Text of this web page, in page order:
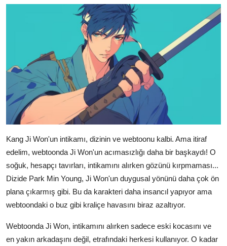
Kang Ji Won'un intikamı, dizinin ve webtoonu kalbi. Ama itiraf
edelim, webtoonda Ji Won'un acımasızlığı daha bir başkaydı! O
soğuk, hesapçı tavırları, intikamını alırken gözünü kırpmaması...
Dizide Park Min Young, Ji Won'un duygusal yönünü daha çok ön
plana çıkarmış gibi. Bu da karakteri daha insancıl yapıyor ama
webtoondaki o buz gibi kraliçe havasını biraz azaltıyor.
Webtoonda Ji Won, intikamını alırken sadece eski kocasını ve
en yakın arkadaşını değil, etrafındaki herkesi kullanıyor. O kadar